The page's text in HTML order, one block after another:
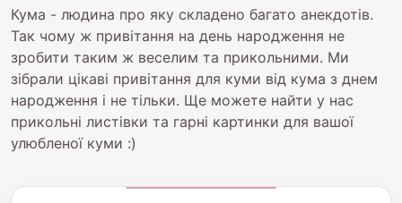
Кума - людина про яку складено багато анекдотів.
Так чому ж привітання на день народження не
зробити таким ж веселим та прикольними. Ми
зібрали цікаві привітання для куми від кума з днем
народження і не тільки. Ще можете найти у нас
прикольні листівки та гарні картинки для вашої
улюбленої куми :)